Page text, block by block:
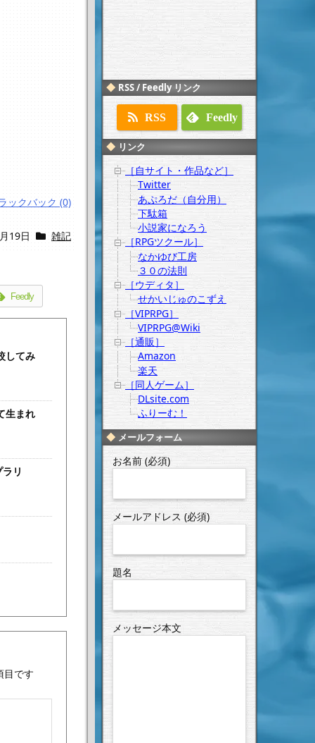
ックバック (0)
19日 雑記
Feedly
してみ
生まれ
リ
目です
RSS / Feedly リンク
RSS Feedly
リンク
［自サイト・作品など］
Twitter
あぷろだ（自分用）
下駄箱
小説家になろう
［RPGツクール］
なかゆび工房
３０の法則
［ウディタ］
せかいじゅのこずえ
［VIPRPG］
VIPRPG@Wiki
［通販］
Amazon
楽天
［同人ゲーム］
DLsite.com
ふりーむ！
メールフォーム
お名前 (必須)
メールアドレス (必須)
題名
メッセージ本文